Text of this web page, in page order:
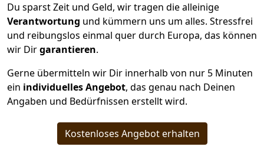
Du sparst Zeit und Geld, wir tragen die alleinige
Verantwortung und kümmern uns um alles. Stressfrei
und reibungslos einmal quer durch Europa, das können
wir Dirgarantieren.
Gerne übermitteln wir Dir innerhalb von nur 5 Minuten
ein individuelles Angebot, das genau nach Deinen
Angaben und Bedürfnissen erstellt wird.
Kostenloses Angebot erhalten